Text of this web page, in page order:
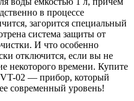
в процессе
загорится специальный
система защиты от
И что особенно
отключится, если вы не
некоторого времени. Купите
02 — прибор, который
современный уровень!